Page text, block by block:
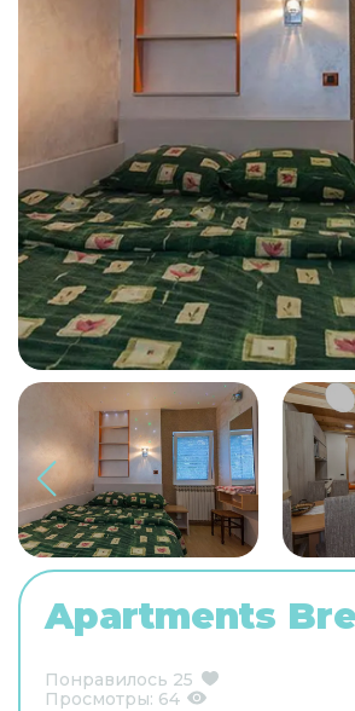
Apartments
Понравилось 25
Просмотры: 64